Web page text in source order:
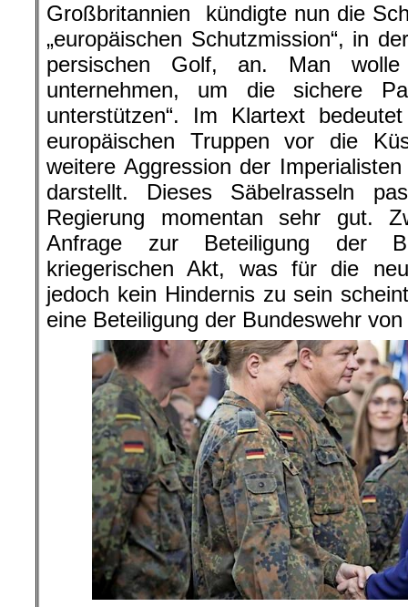
Großbritannien kündigte nun die
„europäischen Schutzmission“, in
persischen Golf, an. Man wolle
unternehmen, um die sichere
unterstützen“. Im Klartext
europäischen Truppen vor die
weitere Aggression der
darstellt. Dieses Säbelrasseln
Regierung momentan sehr gut.
Anfrage zur Beteiligung der
kriegerischen Akt, was für die
jedoch kein Hindernis zu sein
eine Beteiligung der Bundeswehr